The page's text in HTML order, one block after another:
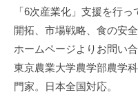
「6次産業化」支援を行
開拓、市場戦略、食の安
ホームページよりお問い
東京農業大学農学部農学
門家。日本全国対応。